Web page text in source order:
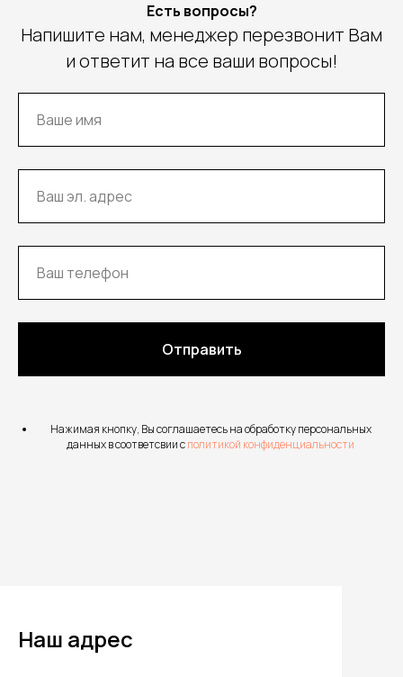
Есть вопросы?
Напишите нам, менеджер перезвонит Вам
и ответит на все ваши вопросы!
Отправить
Нажимая кнопку, Вы соглашаетесь на обработку персональных
данных в соответсвии сполитикой конфиденциальности
Наш адрес